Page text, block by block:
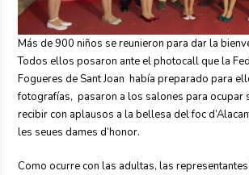
Más de 900 niños se reunieron para dar la
Todos ellos posaron ante el photocall que la
Fogueres de Sant Joan había preparado para
fotografías, pasaron a los salones para ocupar
recibir con aplausos a la bellesa del foc
les seues dames d’honor.
Como ocurre con las adultas, las